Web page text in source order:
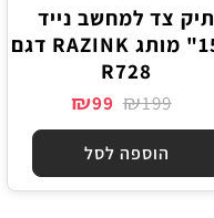
תיק צד למחשב נייד
15.6" מותג RAZINK דגם
R728
₪199
₪99
הוספה לסל